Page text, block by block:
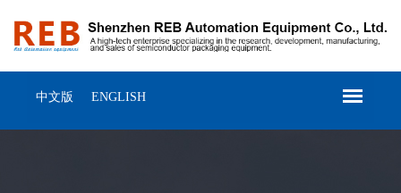
中文版 ENGLISH